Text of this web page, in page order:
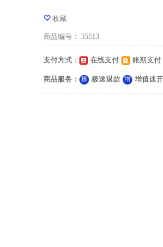
收藏
商品编号 ： 35513
支付方式 ： 在线支付 账期支付
商品服务 ： 极 极速退款 增 增值速开